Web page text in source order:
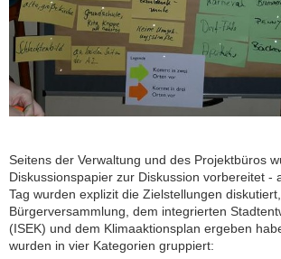
Seitens der Verwaltung und des Projektbüros
Diskussionspapier zur Diskussion vorbereitet -
Tag wurden explizit die Zielstellungen
Bürgerversammlung, dem integrierten
(ISEK) und dem Klimaaktionsplan ergeben
wurden in vier Kategorien gruppiert: